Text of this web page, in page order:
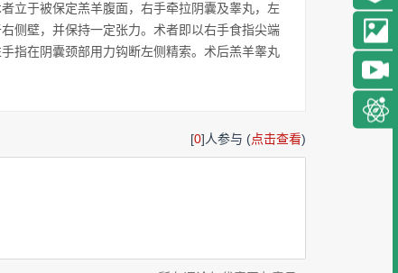
立于被保定羔羊腹面，右手牵拉阴囊及睾丸，左
侧壁，并保持一定张力。术者即以右手食指尖端
指在阴囊颈部用力钩断左侧精索。术后羔羊睾丸
[0]人参与 (点击查看)